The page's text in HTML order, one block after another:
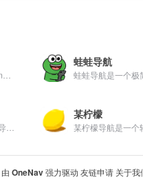
蛙蛙导航
某柠檬
由 OneNav强力驱动 友链申请 关于我